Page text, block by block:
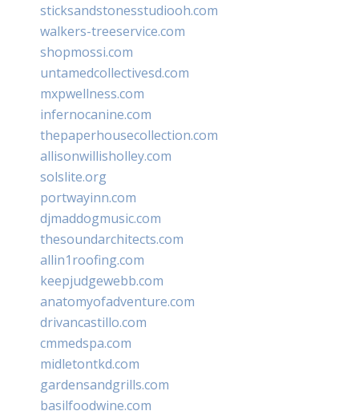
sticksandstonesstudiooh.com
walkers-treeservice.com
shopmossi.com
untamedcollectivesd.com
mxpwellness.com
infernocanine.com
thepaperhousecollection.com
allisonwillisholley.com
solslite.org
portwayinn.com
djmaddogmusic.com
thesoundarchitects.com
allin1roofing.com
keepjudgewebb.com
anatomyofadventure.com
drivancastillo.com
cmmedspa.com
midletontkd.com
gardensandgrills.com
basilfoodwine.com